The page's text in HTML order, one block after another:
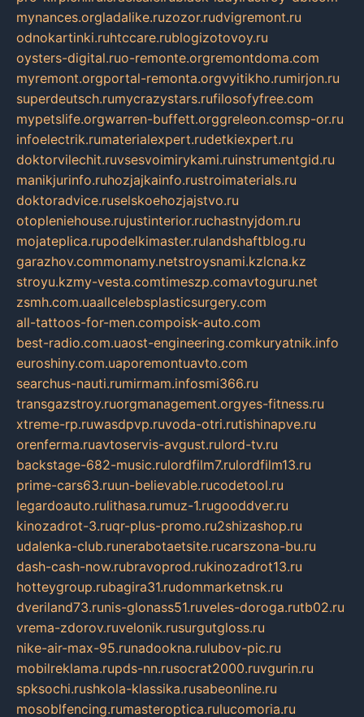
mynances.orgladalike.ruzozor.rudvigremont.ru
odnokartinki.ruhtccare.rublogizotovoy.ru
oysters-digital.ruo-remonte.orgremontdoma.com
myremont.orgportal-remonta.orgvyitikho.rumirjon.ru
superdeutsch.rumycrazystars.rufilosofyfree.com
mypetslife.orgwarren-buffett.orggreleon.comsp-or.ru
infoelectrik.rumaterialexpert.rudetkiexpert.ru
doktorvilechit.ruvsesvoimirykami.ruinstrumentgid.ru
manikjurinfo.ruhozjajkainfo.rustroimaterials.ru
doktoradvice.ruselskoehozjajstvo.ru
otopleniehouse.rujustinterior.ruchastnyjdom.ru
mojateplica.rupodelkimaster.rulandshaftblog.ru
garazhov.commonamy.netstroysnami.kzlcna.kz
stroyu.kzmy-vesta.comtimeszp.comavtoguru.net
zsmh.com.uaallcelebsplasticsurgery.com
all-tattoos-for-men.compoisk-auto.com
best-radio.com.uaost-engineering.comkuryatnik.info
euroshiny.com.uaporemontuavto.com
searchus-nauti.rumirmam.infosmi366.ru
transgazstroy.ruorgmanagement.orgyes-fitness.ru
xtreme-rp.ruwasdpvp.ruvoda-otri.rutishinapve.ru
orenferma.ruavtoservis-avgust.rulord-tv.ru
backstage-682-music.rulordfilm7.rulordfilm13.ru
prime-cars63.ruun-believable.rucodetool.ru
legardoauto.rulithasa.rumuz-1.rugooddver.ru
kinozadrot-3.ruqr-plus-promo.ru2shizashop.ru
udalenka-club.runerabotaetsite.rucarszona-bu.ru
dash-cash-now.rubravoprod.rukinozadrot13.ru
hotteygroup.rubagira31.rudommarketnsk.ru
dveriland73.runis-glonass51.ruveles-doroga.rutb02.ru
vrema-zdorov.ruvelonik.rusurgutgloss.ru
nike-air-max-95.runadookna.rulubov-pic.ru
mobilreklama.rupds-nn.rusocrat2000.ruvgurin.ru
spksochi.rushkola-klassika.rusabeonline.ru
mosoblfencing.rumasteroptica.rulucomoria.ru